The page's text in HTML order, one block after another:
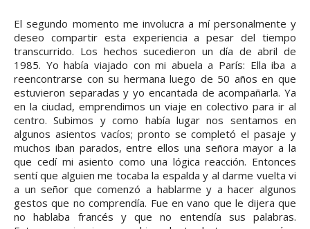
El segundo momento me involucra a mí personalmente y
deseo compartir esta experiencia a pesar del tiempo
transcurrido. Los hechos sucedieron un día de abril de
1985. Yo había viajado con mi abuela a París: Ella iba a
reencontrarse con su hermana luego de 50 años en que
estuvieron separadas y yo encantada de acompañarla. Ya
en la ciudad, emprendimos un viaje en colectivo para ir al
centro. Subimos y como había lugar nos sentamos en
algunos asientos vacíos; pronto se completó el pasaje y
muchos iban parados, entre ellos una señora mayor a la
que cedí mi asiento como una lógica reacción. Entonces
sentí que alguien me tocaba la espalda y al darme vuelta vi
a un señor que comenzó a hablarme y a hacer algunos
gestos que no comprendía. Fue en vano que le dijera que
no hablaba francés y que no entendía sus palabras.